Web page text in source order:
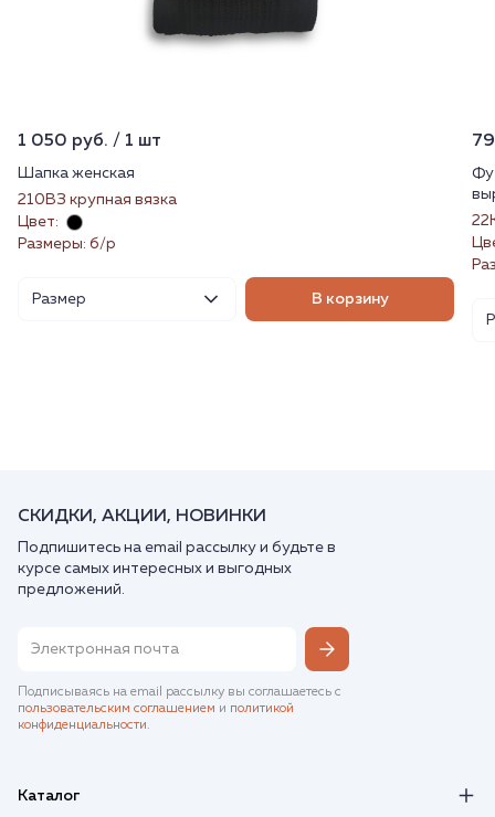
1 050 руб. / 1 шт
Шапка женская
210ВЗ крупная вязка
Цвет:
Размеры: б/р
Размер В корзину
СКИДКИ, АКЦИИ, НОВИНКИ
Подпишитесь на email рассылку и будьте в
курсе самых интересных и выгодных
предложений.
Подписываясь на email рассылку вы соглашаетесь с
пользовательским соглашением и политикой
конфиденциальности.
Каталог